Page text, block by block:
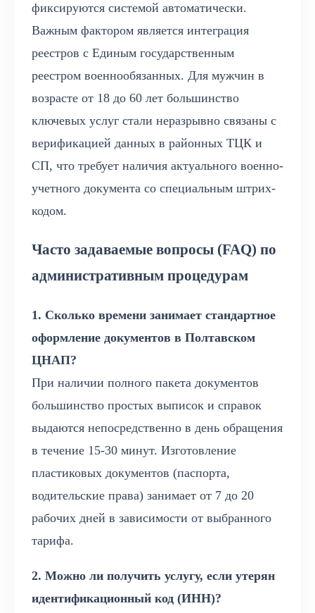
фиксируются системой автоматически.
Важным фактором является интеграция
реестров с Единым государственным
реестром военнообязанных. Для мужчин в
возрасте от 18 до 60 лет большинство
ключевых услуг стали неразрывно связаны с
верификацией данных в районных ТЦК и
СП, что требует наличия актуального военно-
учетного документа со специальным штрих-
кодом.
Часто задаваемые вопросы (FAQ) по
административным процедурам
1. Сколько времени занимает стандартное
оформление документов в Полтавском
ЦНАП?
При наличии полного пакета документов
большинство простых выписок и справок
выдаются непосредственно в день обращения
в течение 15-30 минут. Изготовление
пластиковых документов (паспорта,
водительские права) занимает от 7 до 20
рабочих дней в зависимости от выбранного
тарифа.
2. Можно ли получить услугу, если утерян
идентификационный код (ИНН)?